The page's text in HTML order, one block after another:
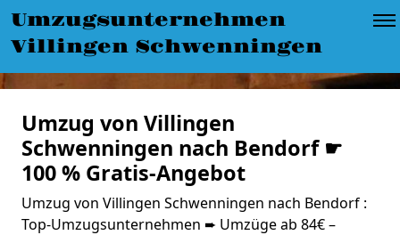
Umzugsunternehmen
Villingen Schwenningen
Umzug von Villingen
Schwenningen nach Bendorf ☛
100 % Gratis-Angebot
Umzug von Villingen Schwenningen nach Bendorf :
Top-Umzugsunternehmen ➨ Umzüge ab 84€ –